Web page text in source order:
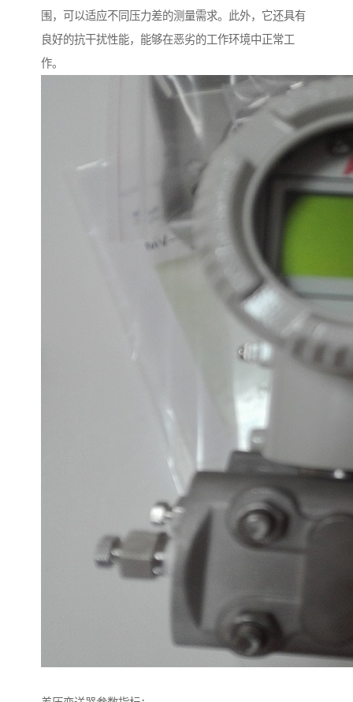
围，可以适应不同压力差的测量需求。此外，它还具有
良好的抗干扰性能，能够在恶劣的工作环境中正常工
作。